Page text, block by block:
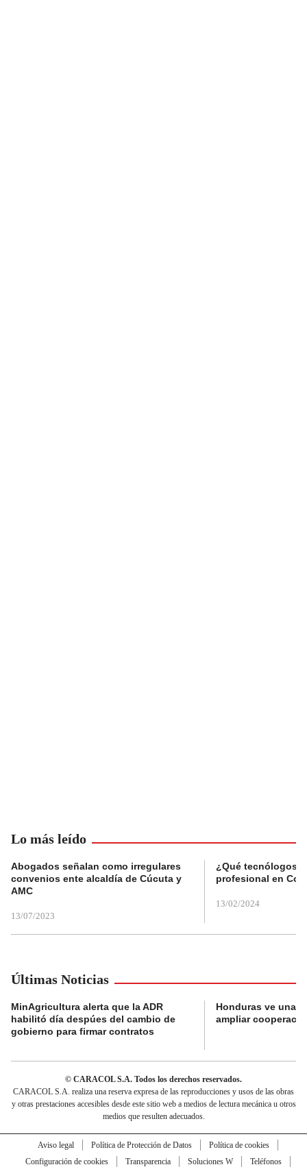
Lo más leído
Abogados señalan como irregulares
convenios ente alcaldía de Cúcuta y
AMC
13/07/2023
¿Qué tecnólogos
profesional en
13/02/2024
Últimas Noticias
MinAgricultura alerta que la ADR
habilitó día despúes del cambio de
gobierno para firmar contratos
Honduras ve una
ampliar
© CARACOL S.A. Todos los derechos reservados.
CARACOL S.A. realiza una reserva expresa de las reproducciones y usos de las obras
y otras prestaciones accesibles desde este sitio web a medios de lectura mecánica u otros
medios que resulten adecuados.
Aviso legal Política de Protección de Datos
Política de cookies
Configuración de cookies
Transparencia Soluciones W
Teléfonos